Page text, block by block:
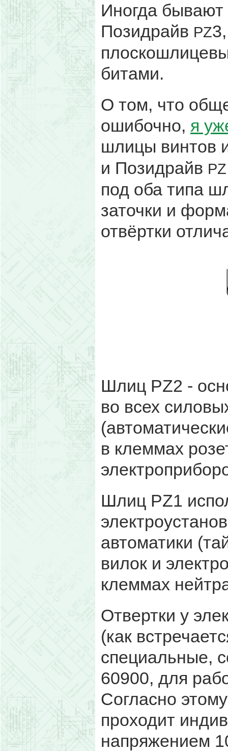
Иногда
Позидрайв PZ
битами.
О том, что
ошибочно, я
шлицы винтов
и Позидрайв PZ
под оба типа
заточки и
отвёртки
Шлиц PZ2 -
во всех
в клеммах
Шлиц PZ1
автоматики
вилок и
клеммах
Отвертки у
(как
специальные,
60900, для
Согласно
проходит
напряжением